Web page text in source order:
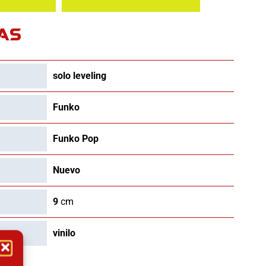
solo leveling
Funko
Funko Pop
Nuevo
9 cm
vinilo